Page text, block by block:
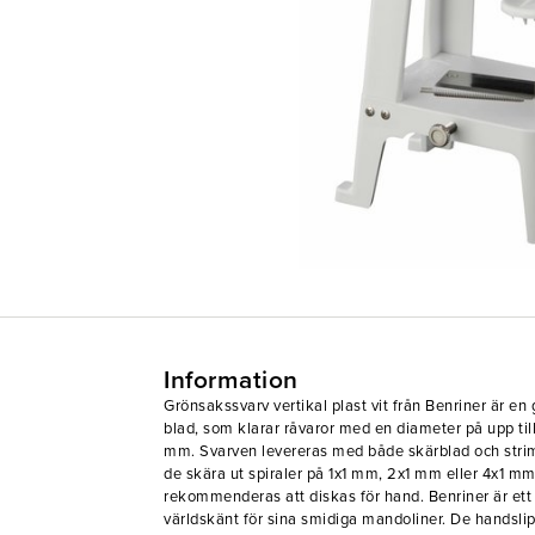
Information
Grönsakssvarv vertikal plast vit från Benriner är en
blad, som klarar råvaror med en diameter på upp
mm. Svarven levereras med både skärblad och
de skära ut spiraler på 1x1 mm, 2x1 mm eller 4x1
rekommenderas att diskas för hand. Benriner är
världskänt för sina smidiga mandoliner. De